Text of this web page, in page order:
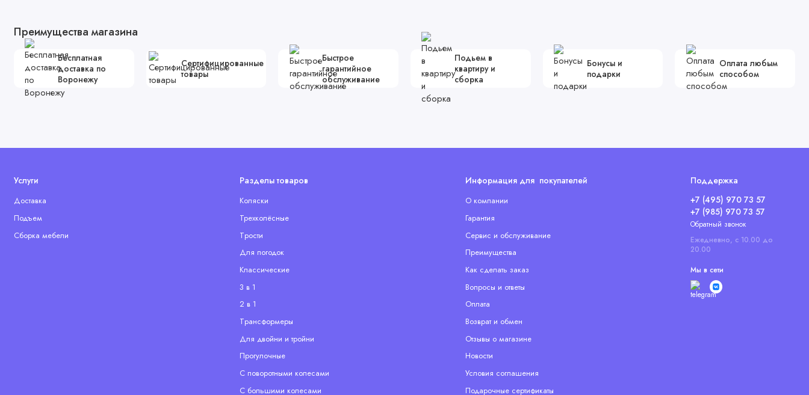
Преимущества магазина
Бесплатная
доставка по
Воронежу
Сертифицированные
товары
Быстрое
гарантийное
обслуживание
Подьем в
квартиру и
сборка
Бонусы и
подарки
Оплата любым
способом
Услуги
Доставка
Подъем
Сборка мебели
Разделы товаров
Коляски
Трехколёсные
Tрости
Для погодок
Классические
3 в 1
2 в 1
Tрансформеры
Для двойни и тройни
Прогулочные
С поворотными колесами
С большими колесами
Информация для покупателей
О компании
Гарантия
Сервис и обслуживание
Преимущества
Как сделать заказ
Вопросы и ответы
Оплата
Возврат и обмен
Отзывы о магазине
Новости
Условия соглашения
Подарочные сертификаты
Поддержка
+7 (495) 970 73 57
+7 (985) 970 73 57
Обратный звонок
Ежедневно, с 10.00 до
20.00
Мы в сети